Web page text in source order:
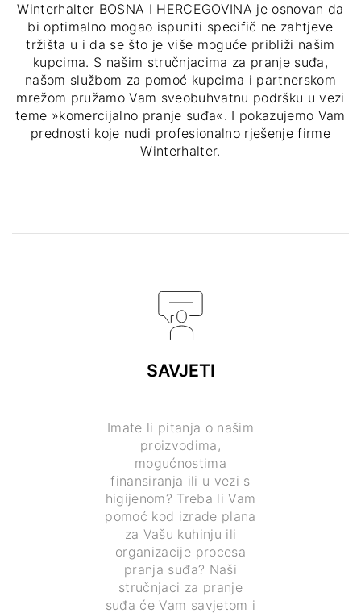
Winterhalter BOSNA I HERCEGOVINA je osnovan da
bi optimalno mogao ispuniti specifič ne zahtjeve
tržišta u i da se što je više moguće približi našim
kupcima. S našim stručnjacima za pranje suđa,
našom službom za pomoć kupcima i partnerskom
mrežom pružamo Vam sveobuhvatnu podršku u vezi
teme »komercijalno pranje suđa«. I pokazujemo Vam
prednosti koje nudi profesionalno rješenje firme
Winterhalter.
SAVJETI
Imate li pitanja o našim
proizvodima,
mogućnostima
finansiranja ili u vezi s
higijenom? Treba li Vam
pomoć kod izrade plana
za Vašu kuhinju ili
organizacije procesa
pranja suđa? Naši
stručnjaci za pranje
suđa će Vam savjetom i